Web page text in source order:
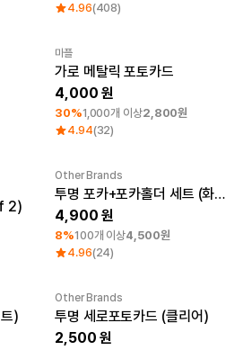
4.96(408)
최소 주문수량 1개
마플
가로 메탈릭 포토카드
4,000
30%1,000개 이상2,800원
4.94(32)
2)
최소 주문수량 1개
Other Brands
투명 포카+포카홀더 세트 (화이트)
4,900
8%100개 이상4,500원
4.96(24)
)
최소 주문수량 1개
Other Brands
투명 세로포토카드 (클리어)
2,500
스루탑 & 튜브탑